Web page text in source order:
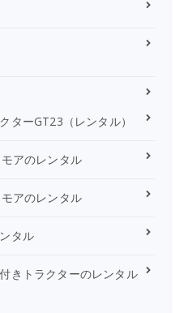
ターGT23（レンタル）
アのレンタル
アのレンタル
タル
きトラクターのレンタル